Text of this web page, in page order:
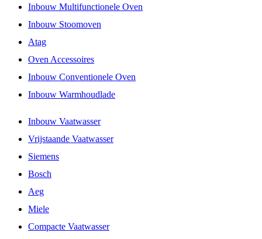
Inbouw Multifunctionele Oven
Inbouw Stoomoven
Atag
Oven Accessoires
Inbouw Conventionele Oven
Inbouw Warmhoudlade
Inbouw Vaatwasser
Vrijstaande Vaatwasser
Siemens
Bosch
Aeg
Miele
Compacte Vaatwasser